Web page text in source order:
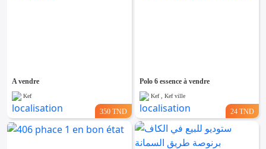
A vendre
Kef
350 TND
Polo 6 essence à vendre
Kef , Kef ville
24 TND